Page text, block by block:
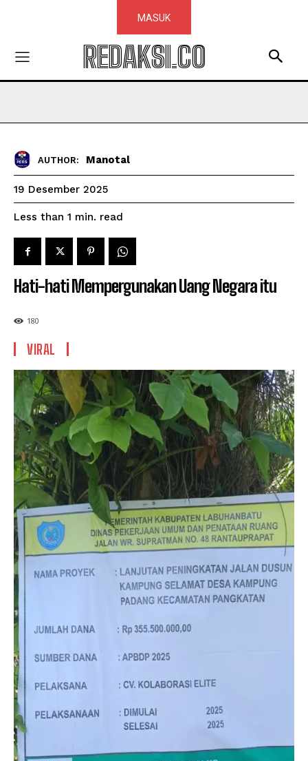
MASUK
REDAKSI.CO
AUTHOR: Manotal
19 Desember 2025
Less than 1 min. read
Hati-hati Mempergunakan Uang Negara itu
180
VIRAL